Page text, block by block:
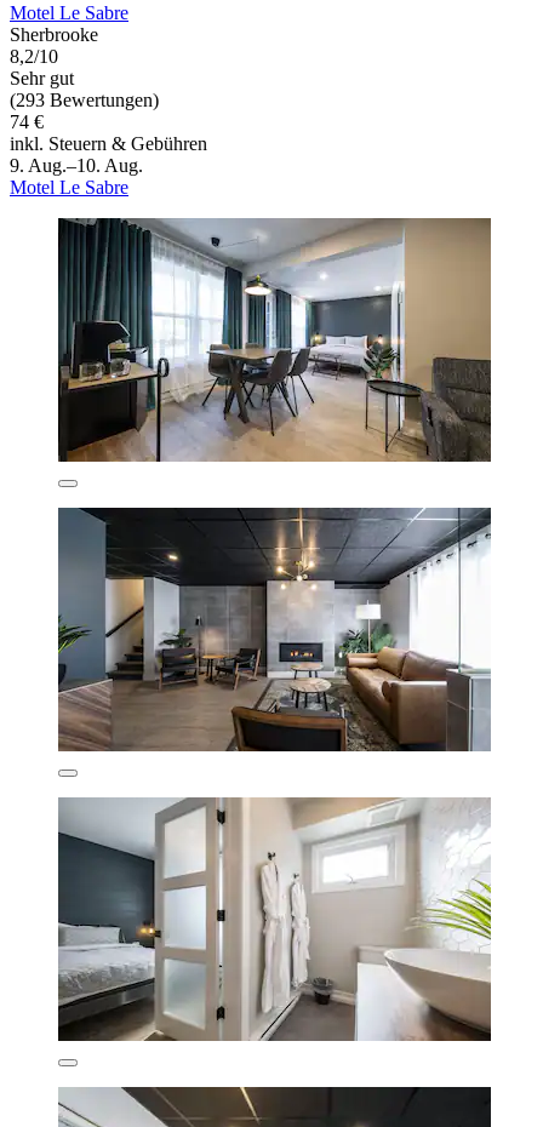
Motel Le Sabre
Sherbrooke
8,2/10
Sehr gut
(293 Bewertungen)
74 €
inkl. Steuern & Gebühren
9. Aug.–10. Aug.
Motel Le Sabre